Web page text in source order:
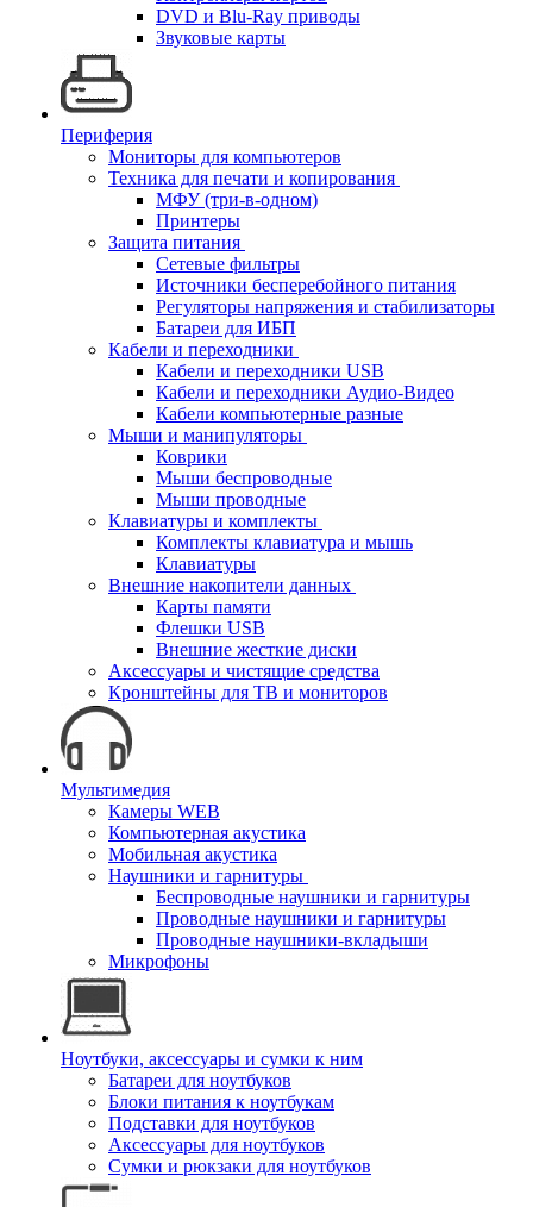
DVD и Blu-Ray приводы
Звуковые карты
Периферия
Мониторы для компьютеров
Техника для печати и копирования
МФУ (три-в-одном)
Принтеры
Защита питания
Сетевые фильтры
Источники бесперебойного питания
Регуляторы напряжения и стабилизаторы
Батареи для ИБП
Кабели и переходники
Кабели и переходники USB
Кабели и переходники Аудио-Видео
Кабели компьютерные разные
Мыши и манипуляторы
Коврики
Мыши беспроводные
Мыши проводные
Клавиатуры и комплекты
Комплекты клавиатура и мышь
Клавиатуры
Внешние накопители данных
Карты памяти
Флешки USB
Внешние жесткие диски
Аксессуары и чистящие средства
Кронштейны для ТВ и мониторов
Мультимедия
Камеры WEB
Компьютерная акустика
Мобильная акустика
Наушники и гарнитуры
Беспроводные наушники и гарнитуры
Проводные наушники и гарнитуры
Проводные наушники-вкладыши
Микрофоны
Ноутбуки, аксессуары и сумки к ним
Батареи для ноутбуков
Блоки питания к ноутбукам
Подставки для ноутбуков
Аксессуары для ноутбуков
Сумки и рюкзаки для ноутбуков